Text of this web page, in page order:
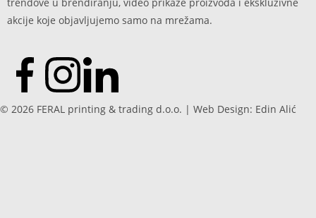
akcije koje objavljujemo samo na mrežama.
© 2026 FERAL printing & trading d.o.o. | Web Design: Edin Alić